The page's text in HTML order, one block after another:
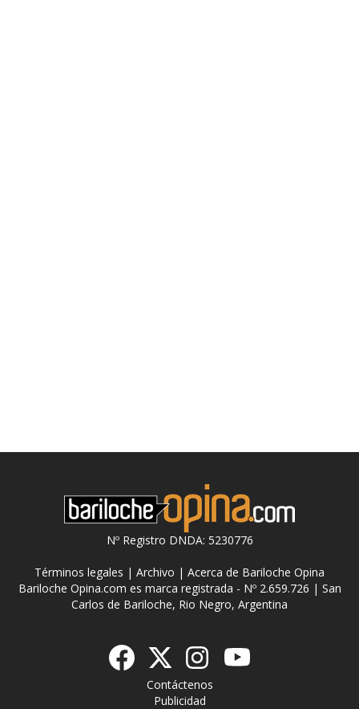
Nº Registro DNDA: 5230776
Términos legales | Archivo | Acerca de Bariloche Opina
Bariloche Opina.com es marca registrada - Nº 2.659.726 | San
Carlos de Bariloche, Rio Negro, Argentina
Contáctenos
Publicidad